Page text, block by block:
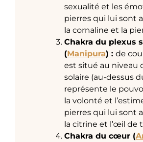
sexualité et les
pierres qui lui sont
la cornaline et la
Chakra du plexus
(Manipura) :de
est situé au niveau
solaire (au-dessus
représente le
la volonté et
pierres qui lui sont
la citrine et l’œil de
Chakra du cœur (